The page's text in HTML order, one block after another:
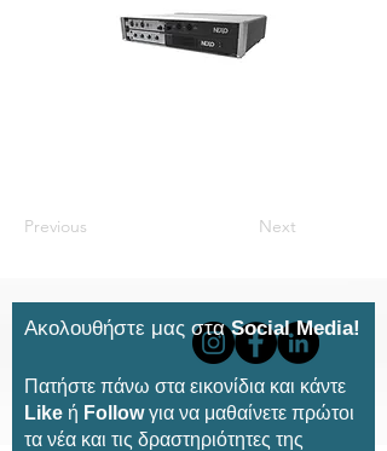
Previous Next
Ακολουθήστε μας σταSocial Media!
Πατήστε πάνω στα εικονίδια και κάντε
Like ή Followγια να μαθαίνετε πρώτοι
τα νέα και τις δραστηριότητες της